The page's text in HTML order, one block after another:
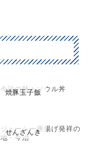
焼豚玉子飯
今治の熱々ソウル丼
せんざんき
ジューシー唐揚げ発祥の
地・今治